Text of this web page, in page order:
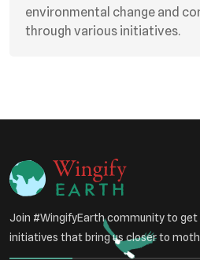
environmental change and
through various initiatives.
Join #WingifyEarth community to
initiatives that bring us closer to